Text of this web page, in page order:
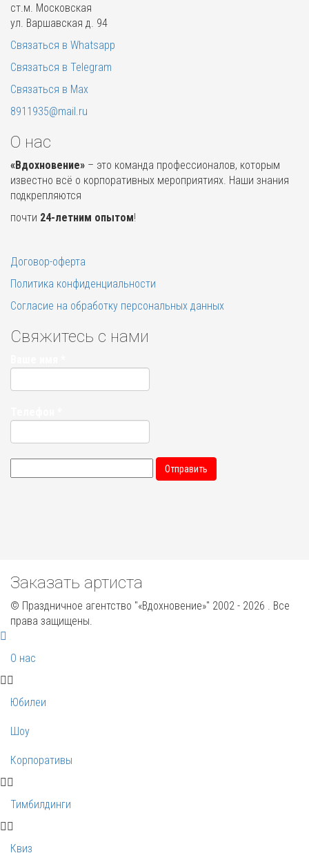
ст.м. Московская
ул. Варшавская д. 94
Связаться в Whatsapp
Связаться в Telegram
Связаться в Max
8911935@mail.ru
О нас
«Вдохновение» – это команда профессионалов, которым
известно всё о корпоративных мероприятиях. Наши знания
подкрепляются
почти 24-летним опытом!
Договор-оферта
Политика конфиденциальности
Согласие на обработку персональных данных
Свяжитесь с нами
Отправить
Заказать артиста
© Праздничное агентство "«Вдохновение»" 2002 - 2026 . Все
права защищены.
О нас
Юбилеи
Шоу
Корпоративы
Тимбилдинги
Квиз